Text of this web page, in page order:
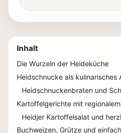
Inhalt
Die Wurzeln der Heideküche
Heidschnucke als kulinarisches
Heidschnuckenbraten und
Kartoffelgerichte mit
Heidjer Kartoffelsalat und
Buchweizen, Grütze und